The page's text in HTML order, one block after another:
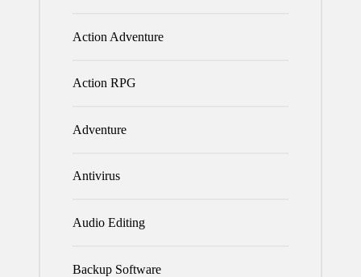
Action Adventure
Action RPG
Adventure
Antivirus
Audio Editing
Backup Software